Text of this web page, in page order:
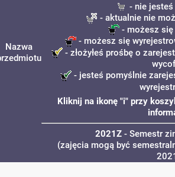
Nazwa
- nie
- aktualnie nie
- możesz się
- możesz się
- złożyłeś prośbę o
- jesteś pomyślnie
Kliknij na ikonę "i" przy
2021Z - Semestr
(zajęcia mogą być